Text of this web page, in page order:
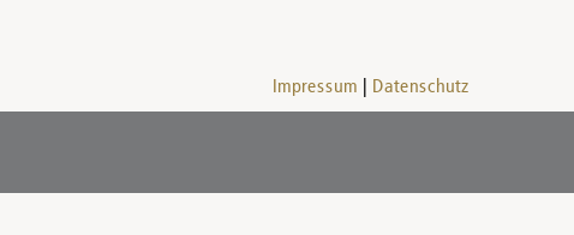
Impressum Datenschutz